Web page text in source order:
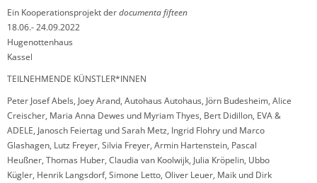
Ein Kooperationsprojekt derdocumenta fifteen
18.06.- 24.09.2022
Hugenottenhaus
Kassel
TEILNEHMENDE KÜNSTLER*INNEN
Peter Josef Abels, Joey Arand, Autohaus Autohaus, Jörn Budesheim, Alice
Creischer, Maria Anna Dewes und Myriam Thyes, Bert Didillon, EVA &
ADELE, Janosch Feiertag und Sarah Metz, Ingrid Flohry und Marco
Glashagen, Lutz Freyer, Silvia Freyer, Armin Hartenstein, Pascal
Heußner, Thomas Huber, Claudia van Koolwijk, Julia Kröpelin, Ubbo
Kügler, Henrik Langsdorf, Simone Letto, Oliver Leuer, Maik und Dirk